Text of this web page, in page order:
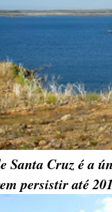
Santa Cruz é a
persistir até